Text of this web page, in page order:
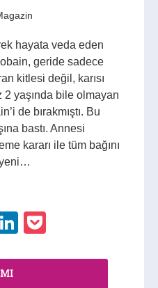
hayata veda eden
geride sadece
kitlesi değil, karısı
yaşında bile olmayan
de bırakmıştı. Bu
bastı. Annesi
kararı ile tüm bağını
yeni…
TumblrLinkedIn